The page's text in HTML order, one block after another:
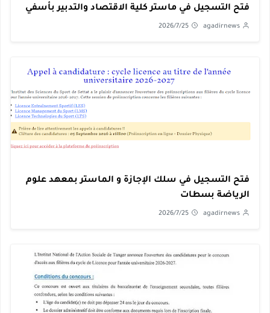
فتح التسجيل في ماستر كلية الاقتصاد والتدبير بأسفي
agadirnews
2026/7/25
فتح التسجيل في سلك الإجازة و الماستر بمعهد علوم
الرياضة بسطات
agadirnews
2026/7/25